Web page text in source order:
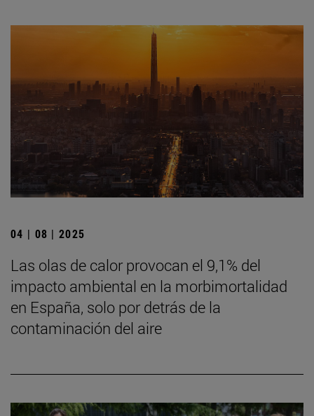
04 | 08 | 2025
Las olas de calor provocan el 9,1% del
impacto ambiental en la morbimortalidad
en España, solo por detrás de la
contaminación del aire